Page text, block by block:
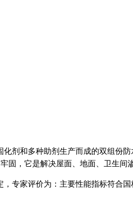
剂和多种助剂生产而成的双组份
，它是解决屋面、地面、卫生间
专家评价为：主要性能指标符合